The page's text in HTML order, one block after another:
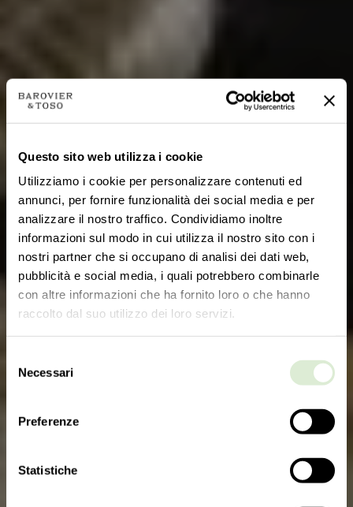
Questo sito web utilizza i cookie
Utilizziamo i cookie per personalizzare contenuti ed
annunci, per fornire funzionalità dei social media e per
analizzare il nostro traffico. Condividiamo inoltre
informazioni sul modo in cui utilizza il nostro sito con i
nostri partner che si occupano di analisi dei dati web,
pubblicità e social media, i quali potrebbero combinarle
con altre informazioni che ha fornito loro o che hanno
raccolto dal suo utilizzo dei loro servizi.
delNecessari
Preferenze
Statistiche